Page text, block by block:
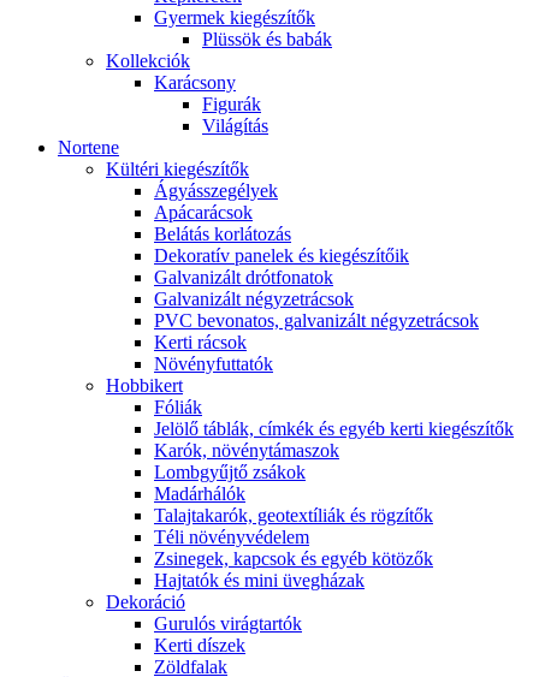
Gyermek kiegészítők
Plüssök és babák
Kollekciók
Karácsony
Figurák
Világítás
Nortene
Kültéri kiegészítők
Ágyásszegélyek
Apácarácsok
Belátás korlátozás
Dekoratív panelek és kiegészítőik
Galvanizált drótfonatok
Galvanizált négyzetrácsok
PVC bevonatos, galvanizált négyzetrácsok
Kerti rácsok
Növényfuttatók
Hobbikert
Fóliák
Jelölő táblák, címkék és egyéb kerti kiegészítők
Karók, növénytámaszok
Lombgyűjtő zsákok
Madárhálók
Talajtakarók, geotextíliák és rögzítők
Téli növényvédelem
Zsinegek, kapcsok és egyéb kötözők
Hajtatók és mini üvegházak
Dekoráció
Gurulós virágtartók
Kerti díszek
Zöldfalak